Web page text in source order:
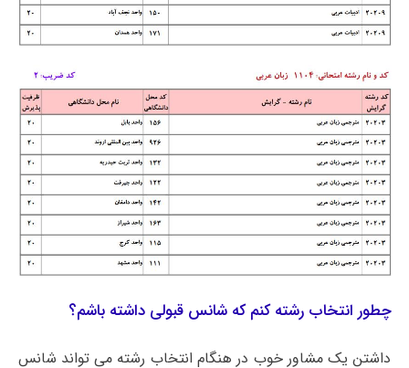
چطور انتخاب رشته کنم که شانس قبولی داشته باشم؟
داشتن یک مشاور خوب در هنگام انتخاب رشته می تواند شانس